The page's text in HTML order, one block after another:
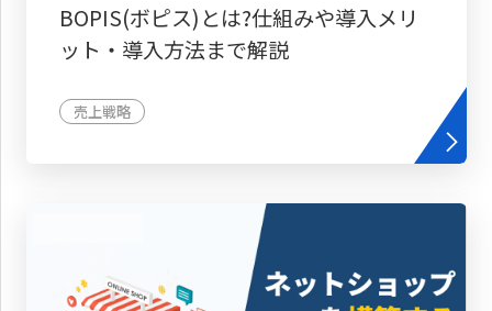
BOPIS(ボピス)とは?仕組みや導入メリ
ット・導入方法まで解説
売上戦略